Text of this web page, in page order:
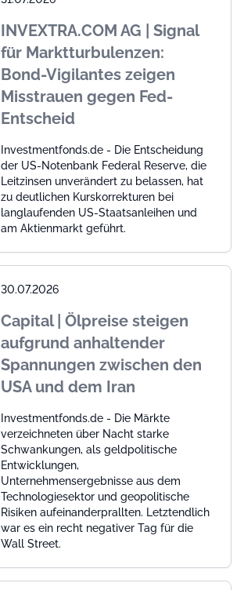
INVEXTRA.COM AG | Signal
für Marktturbulenzen:
Bond-Vigilantes zeigen
Misstrauen gegen Fed-
Entscheid
Investmentfonds.de - Die Entscheidung
der US-Notenbank Federal Reserve, die
Leitzinsen unverändert zu belassen, hat
zu deutlichen Kurskorrekturen bei
langlaufenden US-Staatsanleihen und
am Aktienmarkt geführt.
30.07.2026
Capital | Ölpreise steigen
aufgrund anhaltender
Spannungen zwischen den
USA und dem Iran
Investmentfonds.de - Die Märkte
verzeichneten über Nacht starke
Schwankungen, als geldpolitische
Entwicklungen,
Unternehmensergebnisse aus dem
Technologiesektor und geopolitische
Risiken aufeinanderprallten. Letztendlich
war es ein recht negativer Tag für die
Wall Street.